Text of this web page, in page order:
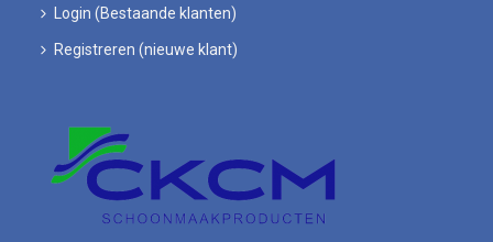
Login (Bestaande klanten)
Registreren (nieuwe klant)